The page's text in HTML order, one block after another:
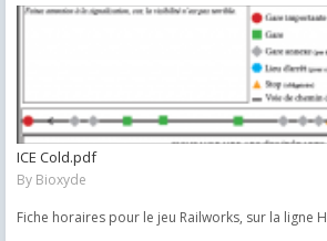
ICE Cold.pdf
By Bioxyde
Fiche horaires pour le jeu Railworks, sur la ligne